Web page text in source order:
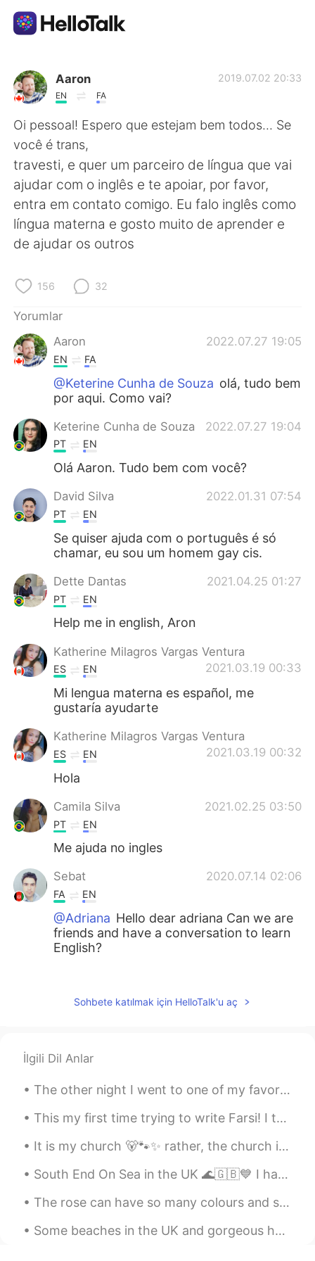
Dil Değişimi Uygulaması
AI Grammar Checker
Türkçe
English 简体中文
繁體中文 Español
العربية
Deutsch
한국어
Indonesia
Italiano Tiếng Việt
Português
Aaron
EN FA
2019.07.02 20:33
Oi pessoal! Espero que estejam bem todos... Se
você é trans,
travesti, e quer um parceiro de língua que vai
ajudar com o inglês e te apoiar, por favor,
entra em contato comigo. Eu falo inglês como
língua materna e gosto muito de aprender e
de ajudar os outros
156 32
Yorumlar
Aaron
2022.07.27 19:05
EN FA
@Keterine Cunha de Souza olá, tudo bem
por aqui. Como vai?
Keterine Cunha de Souza 2022.07.27 19:04
PT EN
Olá Aaron. Tudo bem com você?
David Silva 2022.01.31 07:54
PT EN
Se quiser ajuda com o português é só
chamar, eu sou um homem gay cis.
Dette Dantas 2021.04.25 01:27
PT EN
Help me in english, Aron
Katherine Milagros Vargas Ventura
2021.03.19 00:33
ES EN
Mi lengua materna es español, me
gustaría ayudarte
Katherine Milagros Vargas Ventura
2021.03.19 00:32
ES EN
Hola
Camila Silva 2021.02.25 03:50
PT EN
Me ajuda no ingles
Sebat 2020.07.14 02:06
FA EN
@Adriana Hello dear adriana Can we are
friends and have a conversation to learn
English?
Adriana
quieras te puedo ayudar a practicar
Weverson Borges 2020.01.27 15:19
ES EN
Sohbete katılmak için HelloTalk'u aç
İlgili Dil Anlar
The other night I went to one of my favorite places called Rodger's Garden. During this time of y...
This my first time trying to write Farsi! I tried my best to guess how to spell words woth a cha...
It is my church 🐻🐾✨ rather, the church is not a building but a meeting place. For we who believe ...
South End On Sea in the UK 🌊🇬🇧💙 I have been here a couple of times, it's really a pretty place wi...
The rose can have so many colours and still look gorgeous with each colour 😍🌹 The black roses ar...